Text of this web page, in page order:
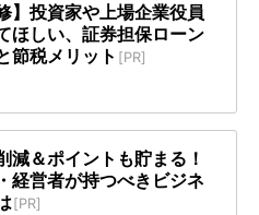
】投資家や上場企業役員
ほしい、証券担保ローン
節税メリット [PR]
減＆ポイントも貯まる！
経営者が持つべきビジネ
[PR]